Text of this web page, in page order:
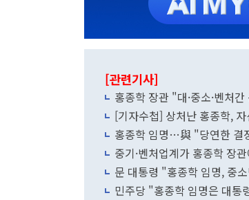
[관련기사]
홍종학 장관 "대·중소·벤처
[기자수첩] 상처난 홍종학,
홍종학 임명…與 "당연한 결
중기·벤처업계가 홍종학 장
문 대통령 "홍종학 임명, 중
민주당 "홍종학 임명은 대